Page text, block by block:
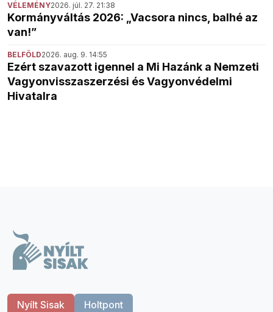
VÉLEMÉNY2026. júl. 27. 21:38
Kormányváltás 2026: „Vacsora nincs, balhé az
van!”
BELFÖLD2026. aug. 9. 14:55
Ezért szavazott igennel a Mi Hazánk a Nemzeti
Vagyonvisszaszerzési és Vagyonvédelmi
Hivatalra
Nyílt Sisak Holtpont